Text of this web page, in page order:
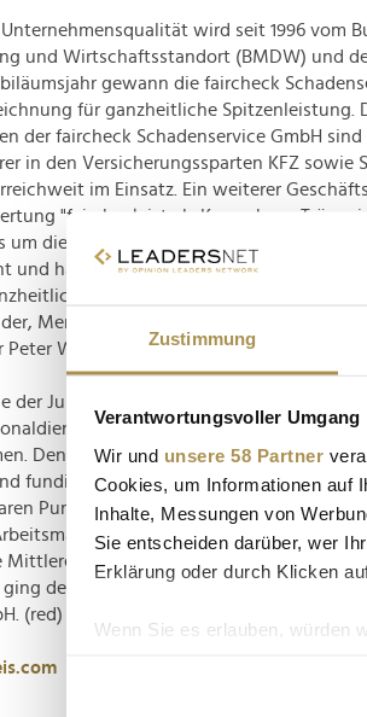
Zustimmung
Verantwortungsvoller Umgang
Wir und unsere 58 Partner
Cookies, um Informationen auf
Inhalte, Messungen von
Sie entscheiden darüber, wer
Erklärung oder durch Klicken
Wenn Sie es erlauben, würden
Unternehmensqualität wird seit 1996 vom
und Wirtschaftsstandort (BMDW) und
gewann die faircheck
für ganzheitliche Spitzenleistung.
der faircheck Schadenservice GmbH sind
in den Versicherungssparten KFZ sowie
im Einsatz. Ein weiterer
"faircheck ist als Know-how-Träger in
um die Schaffung nachhaltiger
und hat vorbildhaft bewiesen, dass
Spitzenleistungen vollbringen
Member of the Board der Quality
Winkler zum Gesamtsieg.
der Jury gingen an die VBV –
I.K. Hofmann gewann den
Den Oberösterreichern kam laut
fundiert umgesetztes
Punkten zugute. Die Marktführerin in
die ÖSB Consulting
Mittlere Unternehmen. In der Kategorie
der Sieg an die Connexia –
(red)